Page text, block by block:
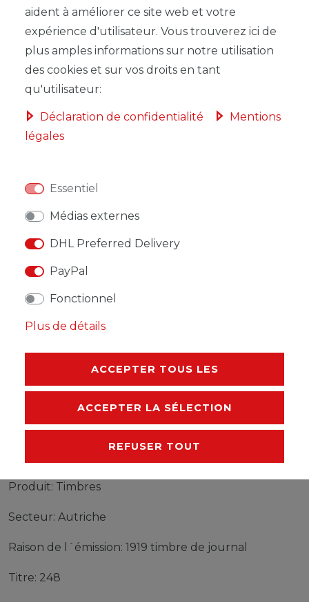
DANS LE PANIER
* avec TVA horsFrais de livraison
AUTRES DÉTAILS
RESPONSABLE DE L'UE
FABRICANT
Timbres Autriche 248 neuf avec gomme originale
1919 timbre de journal
Produit: Timbres
Secteur: Autriche
Raison de l´émission: 1919 timbre de journal
Titre: 248
aident à améliorer ce site web et votre
expérience d'utilisateur. Vous trouverez ici de
plus amples informations sur notre utilisation
des cookies et sur vos droits en tant
qu'utilisateur:
Déclaration de confidentialité
Mentions
légales
Essentiel
Médias externes
DHL Preferred Delivery
PayPal
Fonctionnel
Plus de détails
ACCEPTER TOUS LES
ACCEPTER LA SÉLECTION
REFUSER TOUT